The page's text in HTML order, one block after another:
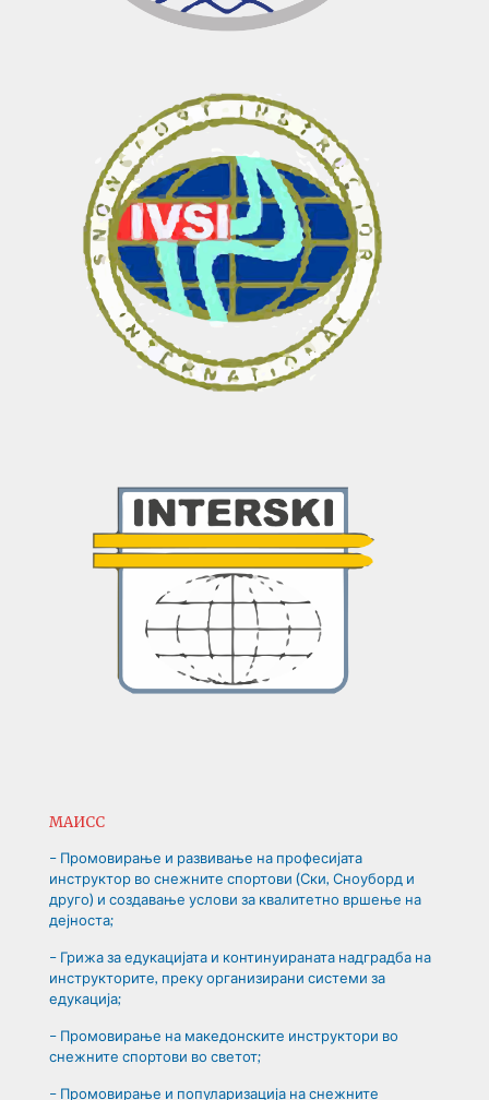
МАИСС
– Промовирање и развивање на професијата
инструктор во снежните спортови (Ски, Сноуборд и
друго) и создавање услови за квалитетно вршење на
дејноста;
– Грижа за едукацијата и континуираната надградба на
инструкторите, преку организирани системи за
едукација;
– Промовирање на македонските инструктори во
снежните спортови во светот;
– Промовирање и популаризација на снежните